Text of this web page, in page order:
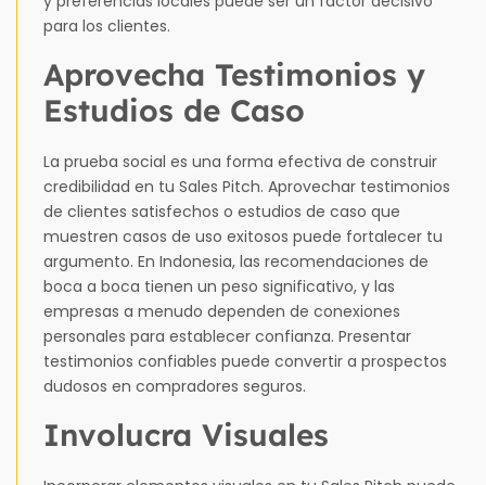
para los clientes.
Aprovecha Testimonios y
Estudios de Caso
La prueba social es una forma efectiva de construir
credibilidad en tu Sales Pitch. Aprovechar testimonios
de clientes satisfechos o estudios de caso que
muestren casos de uso exitosos puede fortalecer tu
argumento. En Indonesia, las recomendaciones de
boca a boca tienen un peso significativo, y las
empresas a menudo dependen de conexiones
personales para establecer confianza. Presentar
testimonios confiables puede convertir a prospectos
dudosos en compradores seguros.
Involucra Visuales